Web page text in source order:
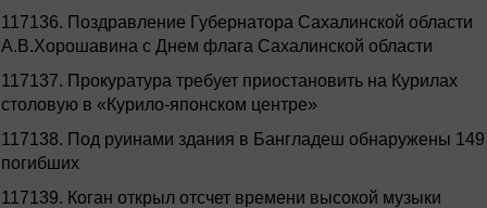
117136. Поздравление Губернатора Сахалинской области
А.В.Хорошавина с Днем флага Сахалинской области
117137. Прокуратура требует приостановить на Курилах
столовую в «Курило-японском центре»
117138. Под руинами здания в Бангладеш обнаружены 149
погибших
117139. Коган открыл отсчет времени высокой музыки